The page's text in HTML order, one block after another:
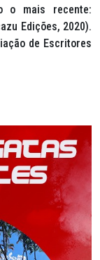
o mais recente:
Edições, 2020).
de Escritores